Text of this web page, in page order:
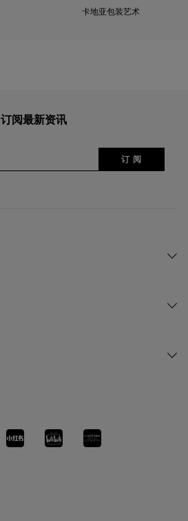
卡地亚包装艺术
订阅最新资讯
订 阅